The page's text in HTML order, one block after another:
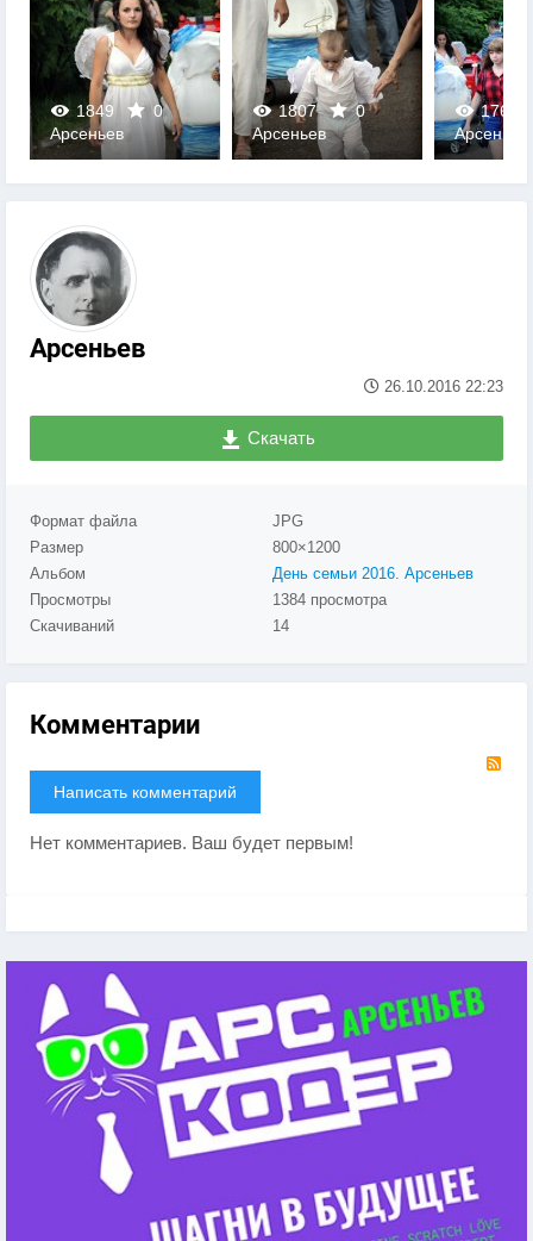
1849
0
0
Арсеньев
1807
0
0
Арсеньев
1763
0
Арсеньев
Арсеньев
26.10.2016 22:23
Скачать
Формат файла
JPG
Размер
800×1200
Альбом
День семьи 2016. Арсеньев
Просмотры
1384 просмотра
Скачиваний
14
Комментарии
Написать комментарий
Нет комментариев. Ваш будет первым!